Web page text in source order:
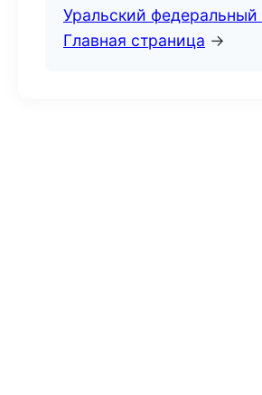
Уральский федеральный
Главная страница →